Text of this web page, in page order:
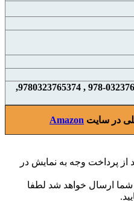
9780323765367, 978-0323765367 , 9780323765374,
در سایت Amazon
از پرداخت وجه به نمایش در
شما ارسال خواهد شد لطفا